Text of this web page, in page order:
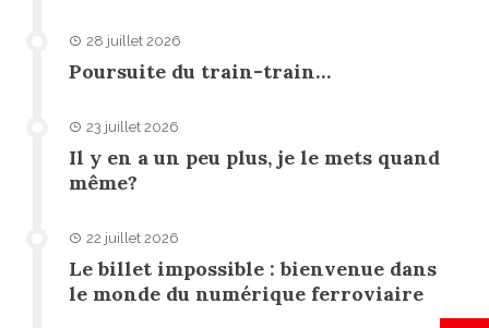
28 juillet 2026
Poursuite du train-train…
23 juillet 2026
Il y en a un peu plus, je le mets quand
même?
22 juillet 2026
Le billet impossible : bienvenue dans
le monde du numérique ferroviaire